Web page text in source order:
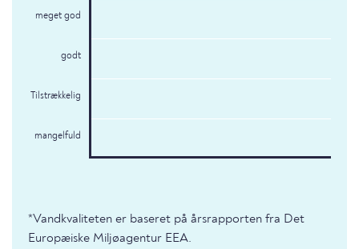
meget god
godt
Tilstrækkelig
mangelfuld
*Vandkvaliteten er baseret på årsrapporten fra Det
Europæiske Miljøagentur EEA.